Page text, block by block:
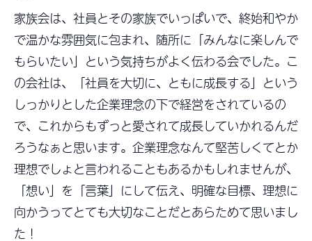
家族会は、社員とその家族でいっぱいで、終始和やか
で温かな雰囲気に包まれ、随所に「みんなに楽しんで
もらいたい」という気持ちがよく伝わる会でした。こ
の会社は、「社員を大切に、ともに成長する」という
しっかりとした企業理念の下で経営をされているの
で、これからもずっと愛されて成長していかれるんだ
ろうなぁと思います。企業理念なんて堅苦しくてとか
理想でしょと言われることもあるかもしれませんが、
「想い」を「言葉」にして伝え、明確な目標、理想に
向かうってとても大切なことだとあらためて思いまし
た！